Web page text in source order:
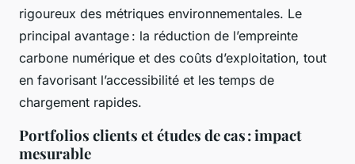
rigoureux des métriques environnementales. Le
principal avantage : la réduction de l’empreinte
carbone numérique et des coûts d’exploitation, tout
en favorisant l’accessibilité et les temps de
chargement rapides.
Portfolios clients et études de cas : impact
mesurable